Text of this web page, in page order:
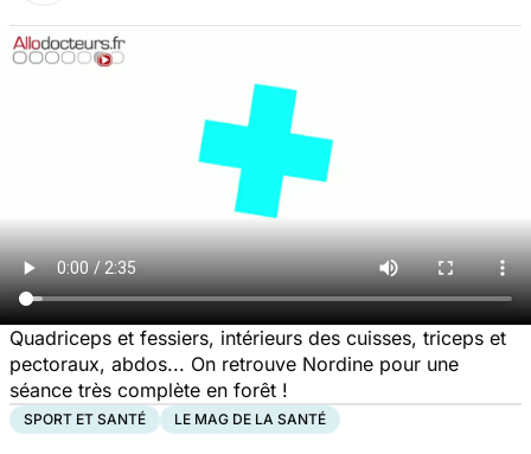
Quadriceps et fessiers, intérieurs des cuisses, triceps et
pectoraux, abdos... On retrouve Nordine pour une
séance très complète en forêt !
SPORT ET SANTÉ LE MAG DE LA SANTÉ